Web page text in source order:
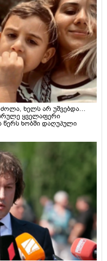
ხელს არ უშვებდა…
ყველაფერი
წერს ხობში დაღუპული